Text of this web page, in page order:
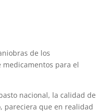
de los
para el
nacional, la calidad de
pareciera que en realidad